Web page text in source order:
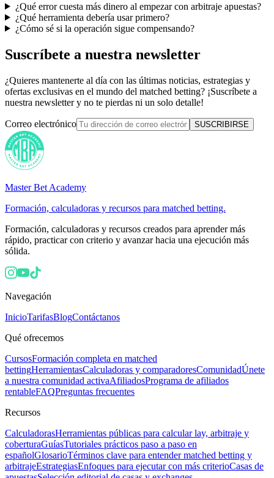
¿Qué error cuesta más dinero al empezar con arbitraje apuestas?
¿Qué herramienta debería usar primero?
¿Cómo sé si la operación sigue compensando?
Suscríbete a nuestra newsletter
¿Quieres mantenerte al día con las últimas noticias, estrategias y
ofertas exclusivas en el mundo del matched betting? ¡Suscríbete a
nuestra newsletter y no te pierdas ni un solo detalle!
Correo electrónico SUSCRIBIRSE
Master Bet Academy
Formación, calculadoras y recursos para matched betting.
Formación, calculadoras y recursos creados para aprender más
rápido, practicar con criterio y avanzar hacia una ejecución más
sólida.
Navegación
InicioTarifasBlogContáctanos
Qué ofrecemos
CursosFormación completa en matched
bettingHerramientasCalculadoras y comparadoresComunidadÚnete
a nuestra comunidad activaAfiliadosPrograma de afiliados
rentableFAQPreguntas frecuentes
Recursos
CalculadorasHerramientas públicas para calcular lay, arbitraje y
coberturaGuíasTutoriales prácticos paso a paso en
españolGlosarioTérminos clave para entender matched betting y
arbitrajeEstrategiasEnfoques para ejecutar con más criterioCasas de